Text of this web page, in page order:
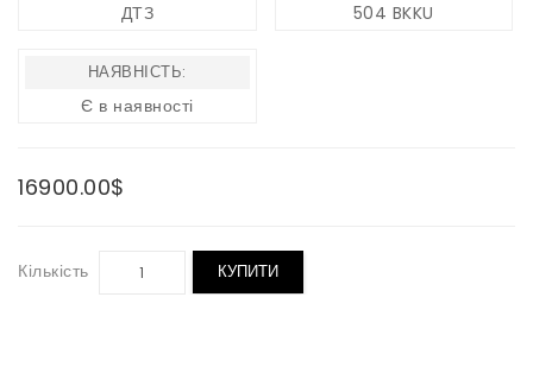
ДТЗ 504 BKKU
НАЯВНІСТЬ:
Є в наявності
16900.00$
Кількість КУПИТИ